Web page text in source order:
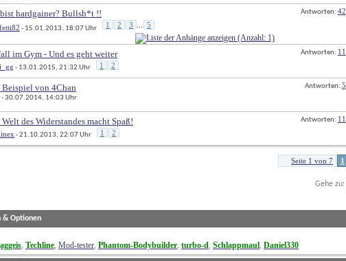
hardgainer? Bullsh*t !!
- 15.01.2013, 18:07 Uhr 1 2 3 ... 5
Antworten: 42
im Gym - Und es geht weiter
- 13.01.2015, 21:32 Uhr 1 2
Antworten: 11
von 4Chan
- 30.07.2014, 14:03 Uhr
Antworten: 5
des Widerstandes macht Spaß!
- 21.10.2013, 22:07 Uhr 1 2
Antworten: 11
Seite 1 von 7 1
Gehe zu:
& Optionen
, Techline, Mod-tester, Phantom-Bodybuilder, turbo-d, Schlappmaul, Daniel330